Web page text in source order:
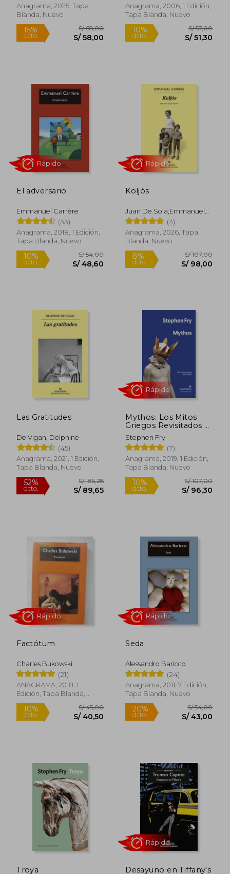
Anagrama, 2025, Tapa
Blanda, Nuevo
15%
dcto.
Rápido
Anagrama, 2006, 1 Edición,
Tapa Blanda, Nuevo
10%
dcto.
Rápido
El adversario
Emmanuel Carrère
(33)
Anagrama, 2018, 1 Edición,
Tapa Blanda, Nuevo
dcto. S/ 48,60
Koljós
Juan De Sola;Emmanuel
Carrère
(3)
Anagrama, 2026, Tapa
Blanda, Nuevo
8%
dcto.
Las Gratitudes
De Vigan, Delphine
(45)
Anagrama, 2021, 1 Edición,
Tapa Blanda, Nuevo
52%
Mythos: Los Mitos
Griegos Revisitados =
Mythos
Stephen Fry
(7)
Anagrama, 2019, 1 Edición,
Tapa Blanda, Nuevo
Rápido
Factótum
Charles Bukowski
(21)
ANAGRAMA, 2018, 1
Edición, Tapa Blanda,
Nuevo
Rápido
Seda
Alessandro Baricco
(24)
Anagrama, 2011, 7 Edición,
Tapa Blanda, Nuevo
Rápido
Troya Desayuno en Tiffany's